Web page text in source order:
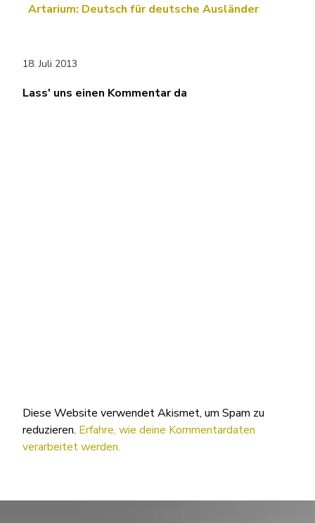
Artarium: Deutsch für deutsche Ausländer
18. Juli 2013
Lass' uns einen Kommentar da
Diese Website verwendet Akismet, um Spam zu
reduzieren. Erfahre, wie deine Kommentardaten
verarbeitet werden.